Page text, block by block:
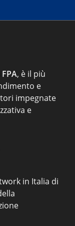
FPA, è il più
e
impegnate
e
in Italia di